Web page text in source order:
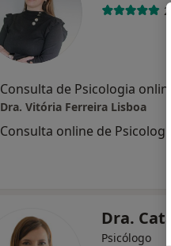
Consulta de Psicologia
Dra. Vitória Ferreira Lisboa
Consulta online de Psicologia
Dra.
Psicólogo